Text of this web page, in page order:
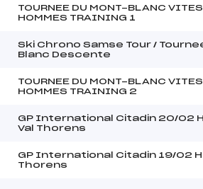
TOURNEE DU MONT-BLANC
HOMMES TRAINING 1
Ski Chrono Samse Tour /
Blanc Descente
TOURNEE DU MONT-BLANC
HOMMES TRAINING 2
GP International Citadin 20/02
Val Thorens
GP International Citadin 19/02
Thorens